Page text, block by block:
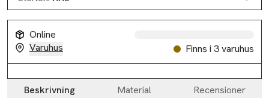
Online
Varuhus
Finns i 3 varuhus
Beskrivning Material Recensioner